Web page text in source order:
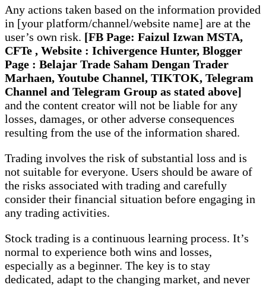
Any actions taken based on the information provided
in [your platform/channel/website name] are at the
user’s own risk. [FB Page: Faizul Izwan MSTA,
CFTe , Website : Ichivergence Hunter, Blogger
Page : Belajar Trade Saham Dengan Trader
Marhaen, Youtube Channel, TIKTOK, Telegram
Channel and Telegram Group as stated above]
and the content creator will not be liable for any
losses, damages, or other adverse consequences
resulting from the use of the information shared.
Trading involves the risk of substantial loss and is
not suitable for everyone. Users should be aware of
the risks associated with trading and carefully
consider their financial situation before engaging in
any trading activities.
Stock trading is a continuous learning process. It’s
normal to experience both wins and losses,
especially as a beginner. The key is to stay
dedicated, adapt to the changing market, and never